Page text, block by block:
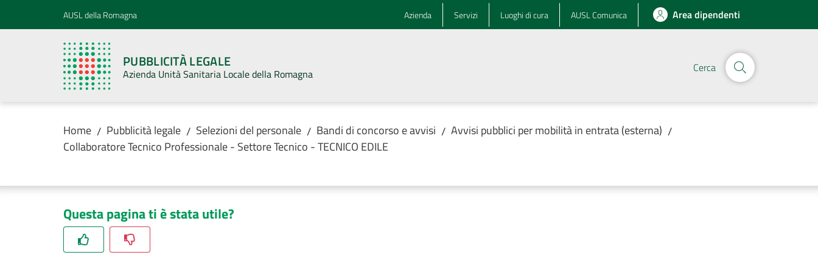
Vai al contenuto
Vai alla navigazioneAUSL della Romagna Azienda Servizi Luoghi di cura AUSL Comunica Area dipendenti
PUBBLICITÀ LEGALE
Azienda Unità Sanitaria Locale della Romagna Cerca
Home / Pubblicità legale / Selezioni del personale / Bandi di concorso e avvisi / Avvisi pubblici per mobilità in entrata (esterna) /
Collaboratore Tecnico Professionale - Settore Tecnico - TECNICO EDILE
Questa pagina ti è stata utile?